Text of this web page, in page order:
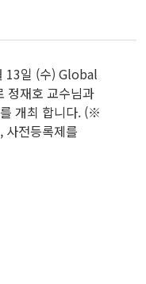
13일 (수) Global
재호 교수님과
개최 합니다. (※
사전등록제를